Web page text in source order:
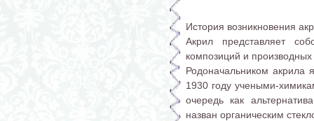
История возникновения
Акрил представляет
композиций и
Родоначальником акрила
1930 году учеными-
очередь как
назван органическим